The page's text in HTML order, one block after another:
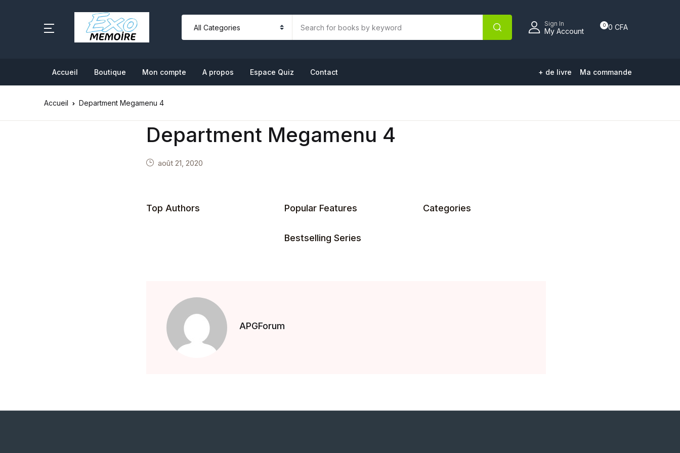
Sign In
My Account
0 0 CFA
Accueil Boutique Mon compte A propos Espace Quiz Contact + de livre Ma commande
Accueil Department Megamenu 4
Department Megamenu 4
août 21, 2020
Top Authors Popular Features
Bestselling Series
Categories
APGForum